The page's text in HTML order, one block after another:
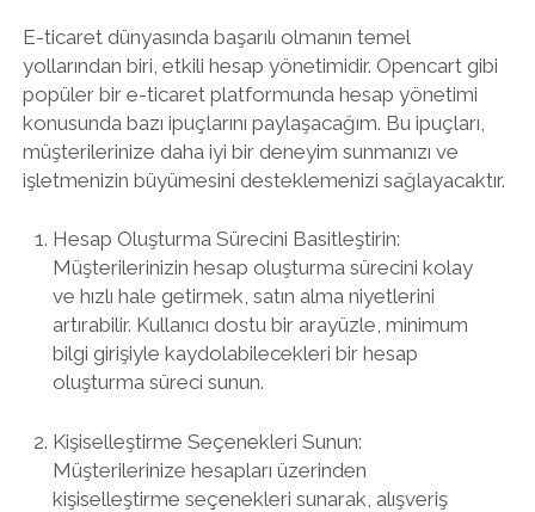
E-ticaret dünyasında başarılı olmanın temel
yollarından biri, etkili hesap yönetimidir. Opencart gibi
popüler bir e-ticaret platformunda hesap yönetimi
konusunda bazı ipuçlarını paylaşacağım. Bu ipuçları,
müşterilerinize daha iyi bir deneyim sunmanızı ve
işletmenizin büyümesini desteklemenizi sağlayacaktır.
Hesap Oluşturma Sürecini Basitleştirin:
Müşterilerinizin hesap oluşturma sürecini kolay
ve hızlı hale getirmek, satın alma niyetlerini
artırabilir. Kullanıcı dostu bir arayüzle, minimum
bilgi girişiyle kaydolabilecekleri bir hesap
oluşturma süreci sunun.
Kişiselleştirme Seçenekleri Sunun:
Müşterilerinize hesapları üzerinden
kişiselleştirme seçenekleri sunarak, alışveriş